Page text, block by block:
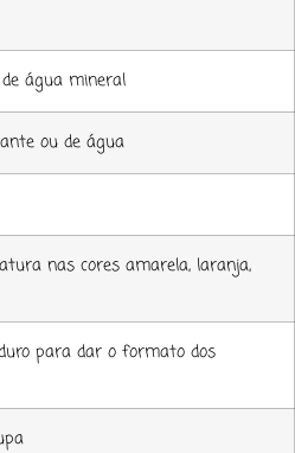
água mineral
ou de água
nas cores amarela, laranja,
para dar o formato dos